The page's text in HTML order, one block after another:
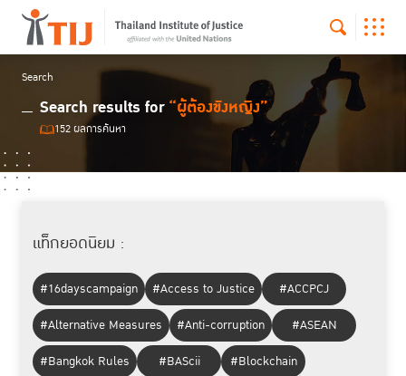
Search
Search results for“ผู้ต้องขังหญิง”
152 ผลการค้นหา
แท็กยอดนิยม :
#16dayscampaign #Access to Justice
#ACCPCJ
#Alternative Measures
#Anti-corruption
#ASEAN
#Bangkok Rules
#BAScii
#Blockchain